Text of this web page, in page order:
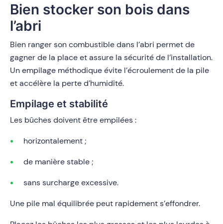
Bien stocker son bois dans
l’abri
Bien ranger son combustible dans l’abri permet de
gagner de la place et assure la sécurité de l’installation.
Un empilage méthodique évite l’écroulement de la pile
et accélère la perte d’humidité.
Empilage et stabilité
Les bûches doivent être empilées :
horizontalement ;
de manière stable ;
sans surcharge excessive.
Une pile mal équilibrée peut rapidement s’effondrer.